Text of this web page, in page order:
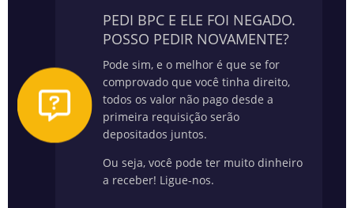
PEDI BPC E ELE FOI NEGADO.
POSSO PEDIR NOVAMENTE?
Pode sim, e o melhor é que se for
comprovado que você tinha direito,
todos os valor não pago desde a
primeira requisição serão
depositados juntos.
Ou seja, você pode ter muito dinheiro
a receber! Ligue-nos.